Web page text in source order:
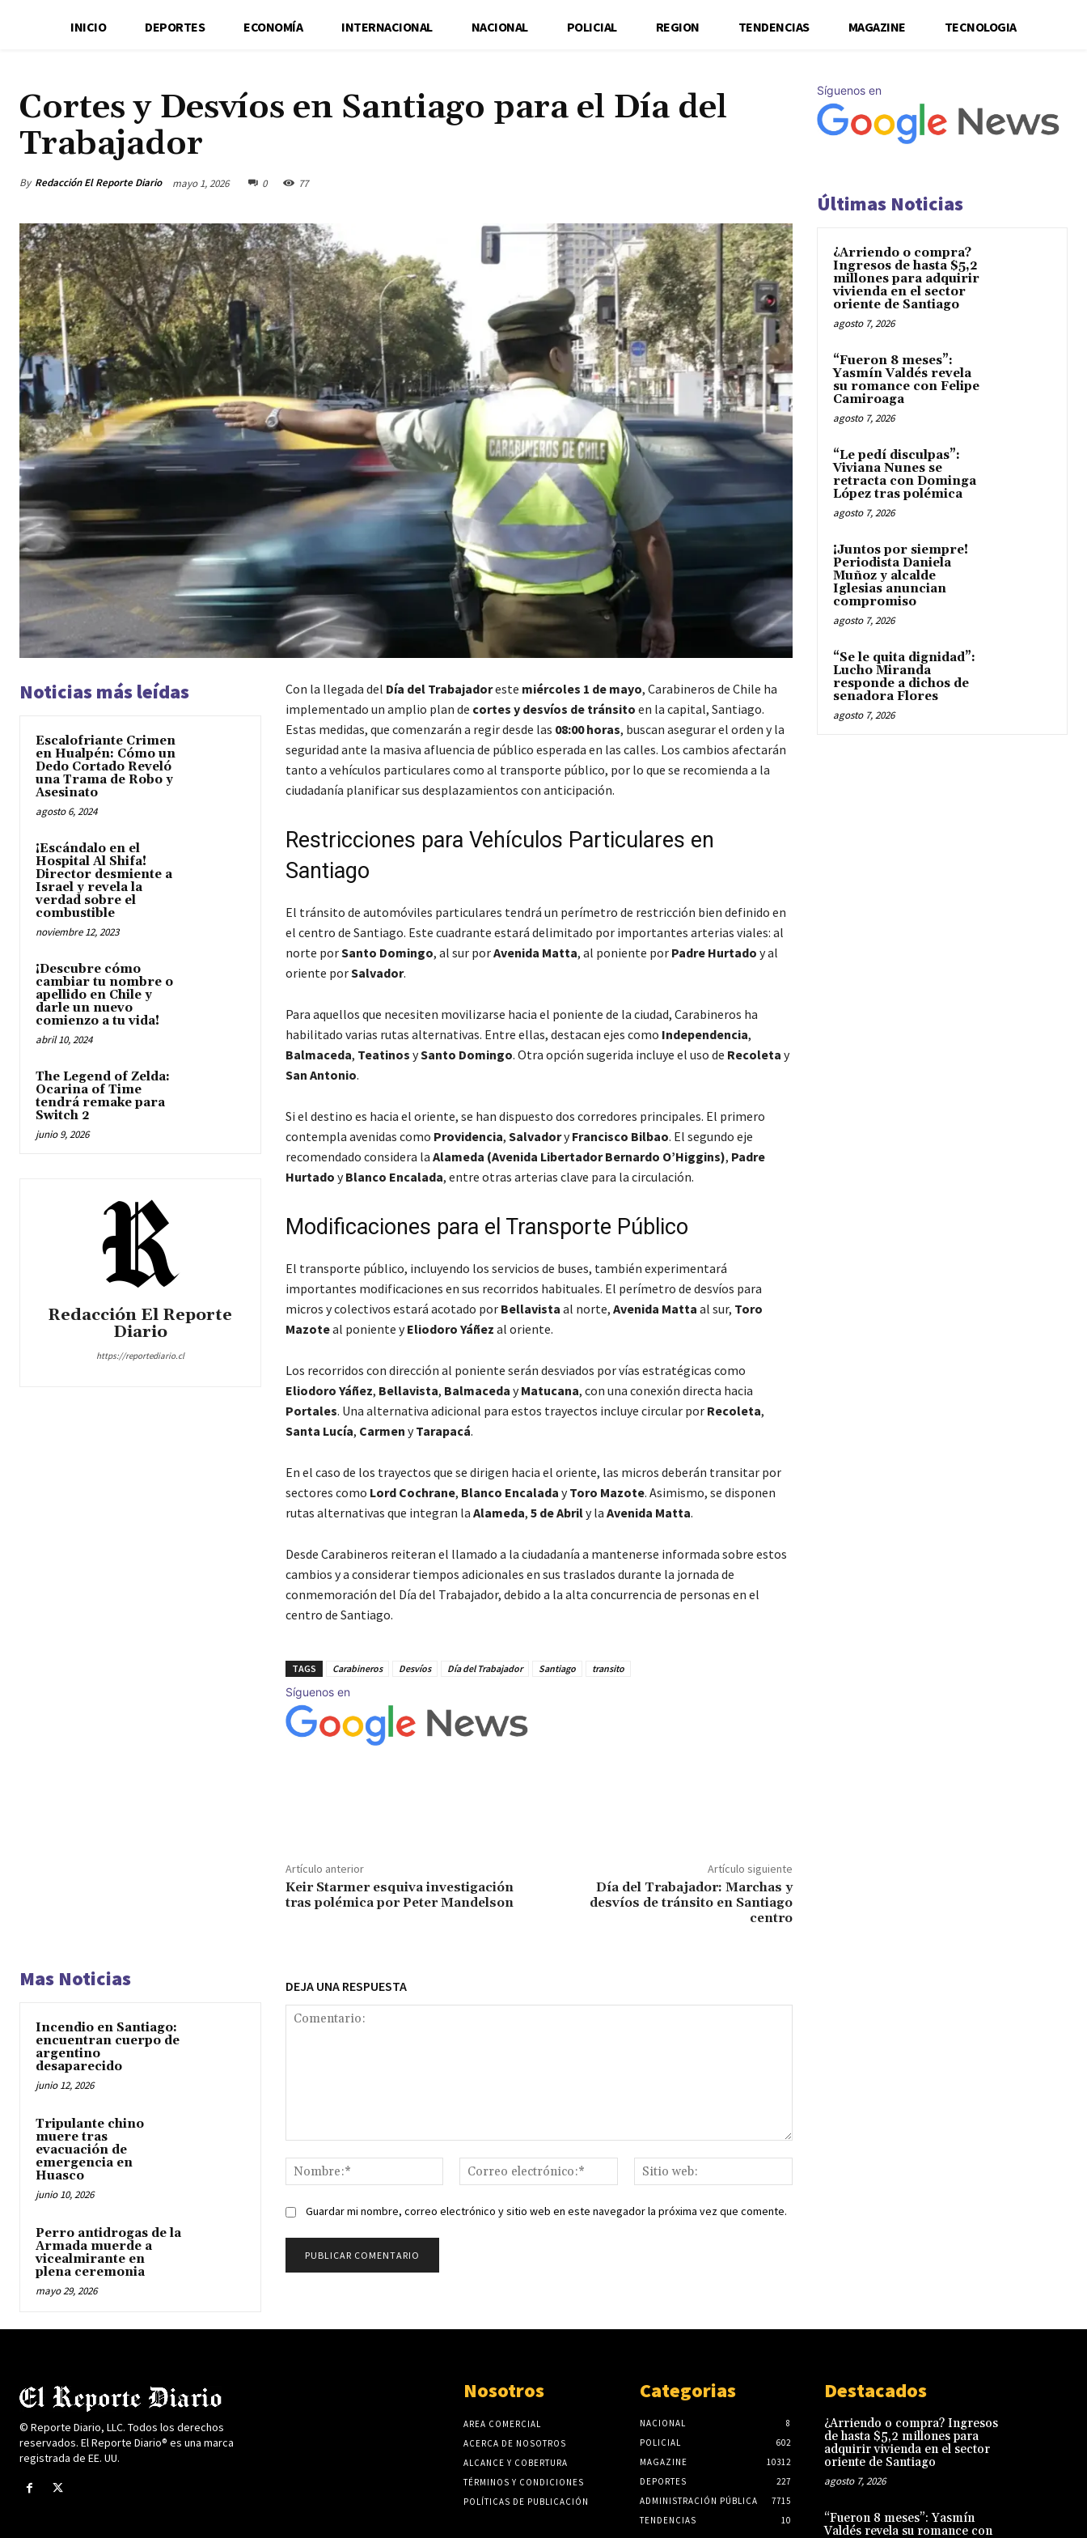
INICIO DEPORTES ECONOMÍA INTERNACIONAL NACIONAL POLICIAL REGION TENDENCIAS MAGAZINE TECNOLOGIA
Cortes y Desvíos en Santiago para el Día del
Trabajador
By Redacción El Reporte Diario mayo 1, 2026 0 77
Noticias más leídas
Escalofriante Crimen
en Hualpén: Cómo un
Dedo Cortado Reveló
una Trama de Robo y
Asesinato
agosto 6, 2024
¡Escándalo en el
Hospital Al Shifa!
Director desmiente a
Israel y revela la
verdad sobre el
combustible
noviembre 12, 2023
¡Descubre cómo
cambiar tu nombre o
apellido en Chile y
darle un nuevo
comienzo a tu vida!
abril 10, 2024
The Legend of Zelda:
Ocarina of Time
tendrá remake para
Switch 2
junio 9, 2026
Redacción El Reporte
Diario
https://reportediario.cl
Con la llegada del Día del Trabajadoreste miércoles 1 de mayo, Carabineros de Chile ha
implementado un amplio plan de cortes y desvíos de tránsito en la capital, Santiago.
Estas medidas, que comenzarán a regir desde las 08:00 horas, buscan asegurar el orden y la
seguridad ante la masiva afluencia de público esperada en las calles. Los cambios afectarán
tanto a vehículos particulares como al transporte público, por lo que se recomienda a la
ciudadanía planificar sus desplazamientos con anticipación.
Restricciones para Vehículos Particulares en
Santiago
El tránsito de automóviles particulares tendrá un perímetro de restricción bien definido en
el centro de Santiago. Este cuadrante estará delimitado por importantes arterias viales: al
norte porSanto Domingo, al sur porAvenida Matta, al poniente por Padre Hurtado y al
oriente porSalvador.
Para aquellos que necesiten movilizarse hacia el poniente de la ciudad, Carabineros ha
habilitado varias rutas alternativas. Entre ellas, destacan ejes como Independencia,
Balmaceda, Teatinos ySanto Domingo. Otra opción sugerida incluye el uso de Recoleta y
San Antonio.
Si el destino es hacia el oriente, se han dispuesto dos corredores principales. El primero
contempla avenidas como Providencia, SalvadoryFrancisco Bilbao. El segundo eje
recomendado considera la Alameda (Avenida Libertador Bernardo O’Higgins), Padre
Hurtado yBlanco Encalada, entre otras arterias clave para la circulación.
Modificaciones para el Transporte Público
El transporte público, incluyendo los servicios de buses, también experimentará
importantes modificaciones en sus recorridos habituales. El perímetro de desvíos para
micros y colectivos estará acotado por Bellavista al norte, Avenida Matta al sur, Toro
Mazoteal poniente yEliodoro Yáñez al oriente.
Los recorridos con dirección al poniente serán desviados por vías estratégicas como
Eliodoro Yáñez, Bellavista, Balmaceda yMatucana, con una conexión directa hacia
Portales. Una alternativa adicional para estos trayectos incluye circular por Recoleta,
Santa Lucía, Carmen yTarapacá.
En el caso de los trayectos que se dirigen hacia el oriente, las micros deberán transitar por
sectores como Lord Cochrane, Blanco Encalada yToro Mazote. Asimismo, se disponen
rutas alternativas que integran la Alameda, 5 de Abrily la Avenida Matta.
Desde Carabineros reiteran el llamado a la ciudadanía a mantenerse informada sobre estos
cambios y a considerar tiempos adicionales en sus traslados durante la jornada de
conmemoración del Día del Trabajador, debido a la alta concurrencia de personas en el
centro de Santiago.
TAGS Carabineros Desvíos Día del Trabajador Santiago transito
Síguenos en
Artículo anterior
Keir Starmer esquiva investigación
tras polémica por Peter Mandelson
Artículo siguiente
Día del Trabajador: Marchas y
desvíos de tránsito en Santiago
centro
Mas Noticias
Incendio en Santiago:
encuentran cuerpo de
argentino
desaparecido
junio 12, 2026
Tripulante chino
muere tras
evacuación de
emergencia en
Huasco
junio 10, 2026
Perro antidrogas de la
Armada muerde a
vicealmirante en
plena ceremonia
mayo 29, 2026
DEJA UNA RESPUESTA
Nombre:*
Correo
electrónico:*
web:
Guardar mi nombre, correo electrónico y sitio web en este navegador la próxima vez que comente.
Síguenos en
Últimas Noticias
¿Arriendo o compra?
Ingresos de hasta $5,2
millones para adquirir
vivienda en el sector
oriente de Santiago
agosto 7, 2026
“Fueron 8 meses”:
Yasmín Valdés revela
su romance con Felipe
Camiroaga
agosto 7, 2026
“Le pedí disculpas”:
Viviana Nunes se
retracta con Dominga
López tras polémica
agosto 7, 2026
¡Juntos por siempre!
Periodista Daniela
Muñoz y alcalde
Iglesias anuncian
compromiso
agosto 7, 2026
“Se le quita dignidad”:
Lucho Miranda
responde a dichos de
senadora Flores
agosto 7, 2026
© Reporte Diario, LLC. Todos los derechos
reservados. El Reporte Diario® es una marca
registrada de EE. UU.
Nosotros
AREA COMERCIAL
ACERCA DE NOSOTROS
ALCANCE Y COBERTURA
TÉRMINOS Y CONDICIONES
POLÍTICAS DE PUBLICACIÓN
Categorias
NACIONAL
8
POLICIAL
602
MAGAZINE
10312
DEPORTES
227
ADMINISTRACIÓN PÚBLICA
7715
TENDENCIAS
10
Destacados
¿Arriendo o compra? Ingresos
de hasta $5,2 millones para
adquirir vivienda en el sector
oriente de Santiago
agosto 7, 2026
“Fueron 8 meses”: Yasmín
Valdés revela su romance con